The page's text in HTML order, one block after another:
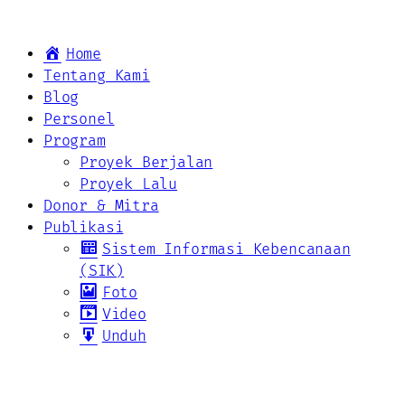
Home
Tentang Kami
Blog
Personel
Program
Proyek Berjalan
Proyek Lalu
Donor & Mitra
Publikasi
Sistem Informasi Kebencanaan
(SIK)
Foto
Video
Unduh